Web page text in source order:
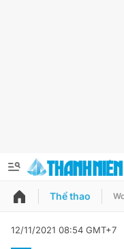
QUẢNG CÁO ĐẶT
Thể thao
12/11/2021 08:54 GMT+7